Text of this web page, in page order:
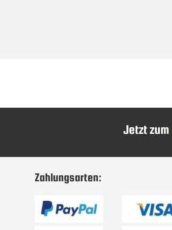
Jetzt zum
Zahlungsarten: